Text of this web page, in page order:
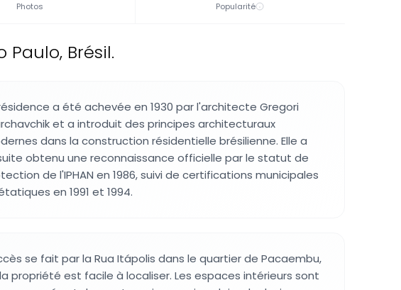
Photos Popularité
Brésil.
a été achevée en 1930 par l'architecte Gregori
et a introduit des principes architecturaux
dans la construction résidentielle brésilienne. Elle a
obtenu une reconnaissance officielle par le statut de
de l'IPHAN en 1986, suivi de certifications municipales
en 1991 et 1994.
se fait par la Rua Itápolis dans le quartier de Pacaembu,
propriété est facile à localiser. Les espaces intérieurs sont